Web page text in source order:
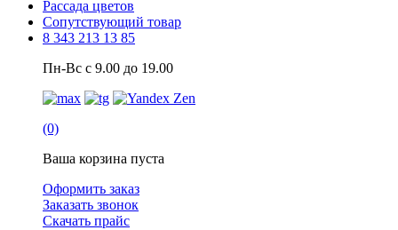
Рассада цветов
Сопутствующий товар
8 343 213 13 85
Пн-Вс с 9.00 до 19.00
(0)
Ваша корзина пуста
Оформить заказ
Заказать звонок
Скачать прайс